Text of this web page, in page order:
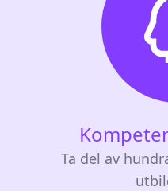
Ta del av